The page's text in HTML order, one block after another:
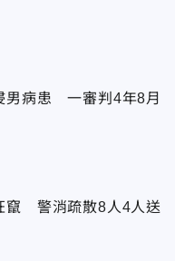
男病患 一審判4年8月
竄 警消疏散8人4人送